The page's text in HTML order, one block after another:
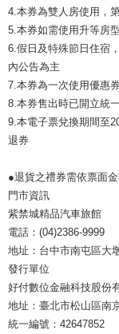
4.本券為雙人房使用，
5.本券如需使用升等房
6.假日及特殊節日住宿
內公告為主
7.本券為一次使用優惠
8.本券售出時已開立統
9.本電子票兌換期間至
退券
●退貨之禮券需依票面金
門市資訊
紫禁城精品汽車旅館
電話：(04)2386-9999
地址：台中市南屯區大
發行單位
好付數位金融科技股份
地址：臺北市松山區南
統一編號：42647852